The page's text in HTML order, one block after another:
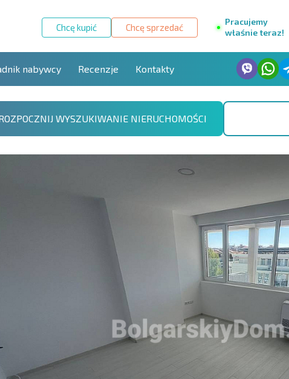
Chcę kupić Chcę sprzedać
Pracujemy
właśnie teraz!
nabywcy Recenzje Kontakty
WYSZUKIWANIE NIERUCHOMOŚCI